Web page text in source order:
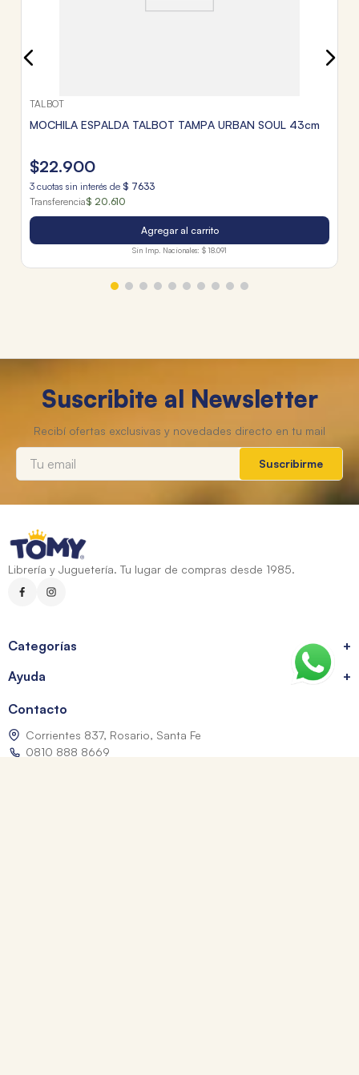
TALBOT
MOCHILA ESPALDA TALBOT TAMPA URBAN SOUL 43cm
$22.900
3 cuotas sin interés de $ 7633
Transferencia$ 20.610
Agregar al carrito
Sin Imp. Nacionales: $ 18.091
Suscribite al Newsletter
Suscribirme
Librería y Juguetería. Tu lugar de compras desde 1985.
Categorías
+
Ayuda
+
Contacto
Corrientes 837, Rosario, Santa Fe
0810 888 8669